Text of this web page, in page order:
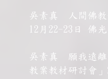
吳素真 人間佛教
12月22-23日 佛
吳素真 願我遠
教案教材研討會